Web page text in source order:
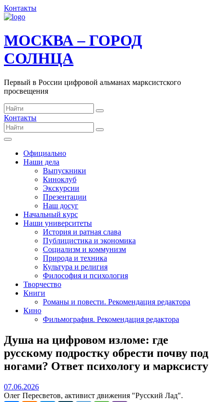
Контакты
МОСКВА – ГОРОД
СОЛНЦА
Первый в России цифровой альманах марксистского
просвещения
Контакты
Официально
Наши дела
Выпускники
Киноклуб
Экскурсии
Презентации
Наш досуг
Начальный курс
Наши университеты
История и ратная слава
Публицистика и экономика
Социализм и коммунизм
Природа и техника
Культура и религия
Философия и психология
Творчество
Книги
Романы и повести. Рекомендация редактора
Кино
Фильмография. Рекомендация редактора
Душа на цифровом изломе: где
русскому подростку обрести почву под
ногами? Ответ психологу и марксисту
07.06.202607.06.2026
Олег Пересветов, активист движения "Русский Лад".